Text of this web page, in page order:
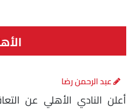
عبد الرحمن رضا
أعلن النادي الأهلي عن